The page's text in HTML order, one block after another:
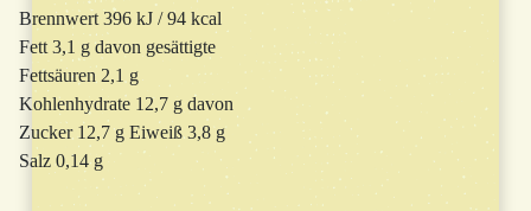
Brennwert 396 kJ / 94 kcal
Fett 3,1 g davon gesättigte
Fettsäuren 2,1 g
Kohlenhydrate 12,7 g davon
Zucker 12,7 g Eiweiß 3,8 g
Salz 0,14 g